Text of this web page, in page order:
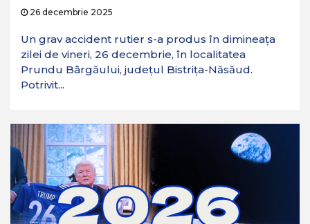
26 decembrie 2025
Un grav accident rutier s-a produs în dimineața
zilei de vineri, 26 decembrie, în localitatea
Prundu Bârgăului, județul Bistrița-Năsăud.
Potrivit...